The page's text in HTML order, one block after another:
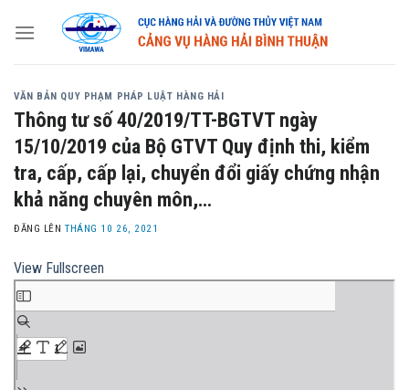
VĂN BẢN QUY PHẠM PHÁP LUẬT HÀNG HẢI
Thông tư số 40/2019/TT-BGTVT ngày
15/10/2019 của Bộ GTVT Quy định thi, kiểm
tra, cấp, cấp lại, chuyển đổi giấy chứng nhận
khả năng chuyên môn,…
ĐĂNG LÊNTHÁNG 10 26, 2021
View Fullscreen